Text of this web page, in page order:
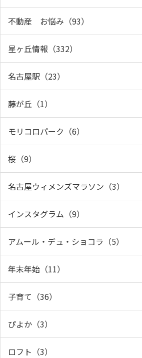
不動産 お悩み（93）
星ヶ丘情報（332）
名古屋駅（23）
藤が丘（1）
モリコロパーク（6）
桜（9）
名古屋ウィメンズマラソン（3）
インスタグラム（9）
アムール・デュ・ショコラ（5）
年末年始（11）
子育て（36）
ぴよか（3）
ロフト（3）